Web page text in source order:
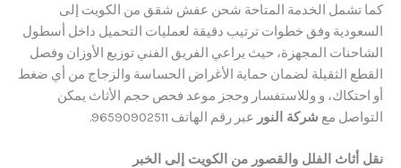
الخدمة المتاحة شحن عفش شقق من الكويت إلى
وفق خطوات ترتيب دقيقة لعمليات التحميل داخل أسطول
المجهزة، حيث يراعي الفريق الفني توزيع الأوزان وفصل
الثقيلة لضمان حماية الأغراض الحساسة والزجاج من أي ضغط
و وللاستفسار وحجز موعد فحص حجم الأثاث يمكن
معشركة النورعبر رقم الهاتف 96590902511.
الفلل والقصور من الكويت إلى الخبر